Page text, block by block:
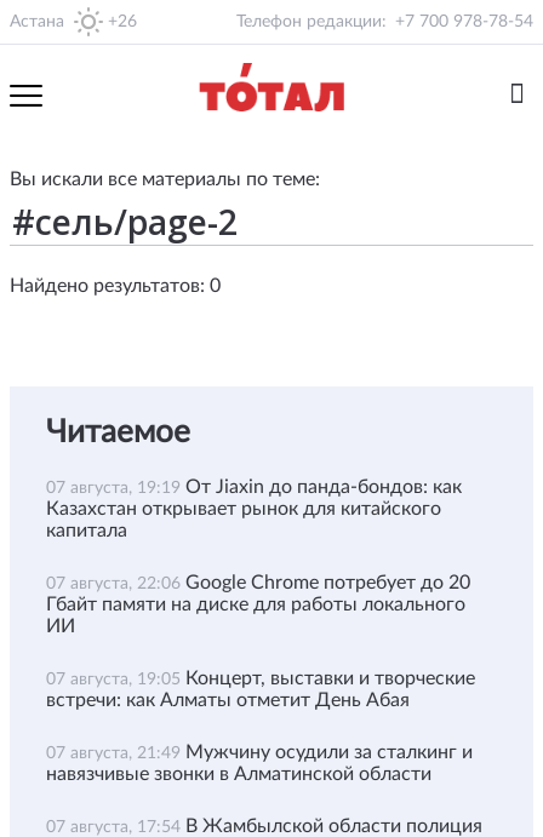
Астана +26 Телефон редакции: +7 700 978-78-54
Вы искали все материалы по теме:
Найдено результатов: 0
Читаемое
07 августа, 19:19 От Jiaxin до панда-бондов: как
Казахстан открывает рынок для китайского
капитала
07 августа, 22:06 Google Chrome потребует до 20
Гбайт памяти на диске для работы локального
ИИ
07 августа, 19:05 Концерт, выставки и творческие
встречи: как Алматы отметит День Абая
07 августа, 21:49 Мужчину осудили за сталкинг и
навязчивые звонки в Алматинской области
07 августа, 17:54 В Жамбылской области полиция